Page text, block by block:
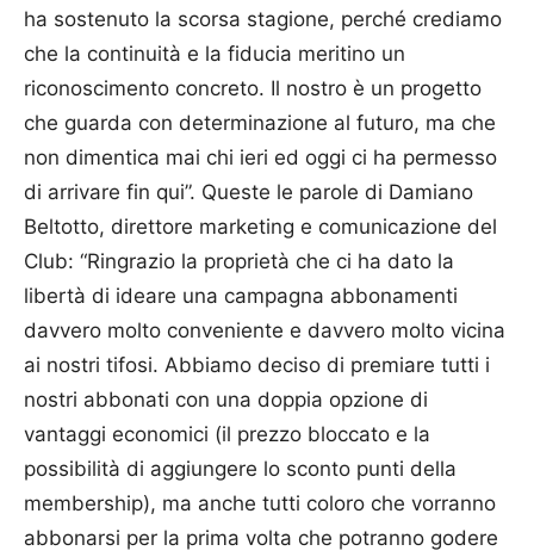
ha sostenuto la scorsa stagione, perché crediamo
che la continuità e la fiducia meritino un
riconoscimento concreto. Il nostro è un progetto
che guarda con determinazione al futuro, ma che
non dimentica mai chi ieri ed oggi ci ha permesso
di arrivare fin qui”. Queste le parole di Damiano
Beltotto, direttore marketing e comunicazione del
Club: “Ringrazio la proprietà che ci ha dato la
libertà di ideare una campagna abbonamenti
davvero molto conveniente e davvero molto vicina
ai nostri tifosi. Abbiamo deciso di premiare tutti i
nostri abbonati con una doppia opzione di
vantaggi economici (il prezzo bloccato e la
possibilità di aggiungere lo sconto punti della
membership), ma anche tutti coloro che vorranno
abbonarsi per la prima volta che potranno godere